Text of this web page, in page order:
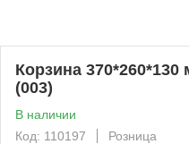
Корзина
(003)
В наличии
Код: 110197
Розница